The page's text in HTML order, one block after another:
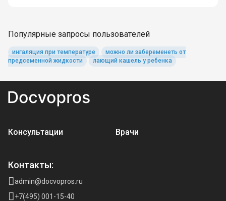
Популярные запросы пользователей
ингаляция при температуре
можно ли забеременеть от
предсеменной жидкости
лающий кашель у ребенка
Консультации Врачи
Контакты:
admin@docvopros.ru
+7(495) 001-15-40